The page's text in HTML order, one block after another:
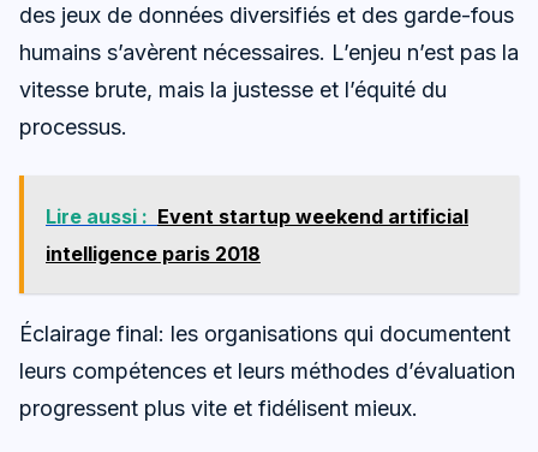
des jeux de données diversifiés et des garde-fous
humains s’avèrent nécessaires. L’enjeu n’est pas la
vitesse brute, mais la justesse et l’équité du
processus.
Lire aussi : Event startup weekend artificial
intelligence paris 2018
Éclairage final: les organisations qui documentent
leurs compétences et leurs méthodes d’évaluation
progressent plus vite et fidélisent mieux.